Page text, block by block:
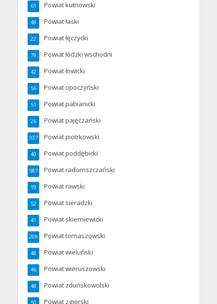
Powiat kutnowski
61
Powiat łaski
48
Powiat łęczycki
22
Powiat łódzki wschodni
79
Powiat łowicki
42
Powiat opoczyński
56
Powiat pabianicki
51
Powiat pajęczański
26
Powiat piotrkowski
337
Powiat poddębicki
40
Powiat radomszczański
587
Powiat rawski
19
Powiat sieradzki
52
Powiat skierniewicki
41
Powiat tomaszowski
209
Powiat wieluński
48
Powiat wieruszowski
46
Powiat zduńskowolski
48
Powiat zgierski